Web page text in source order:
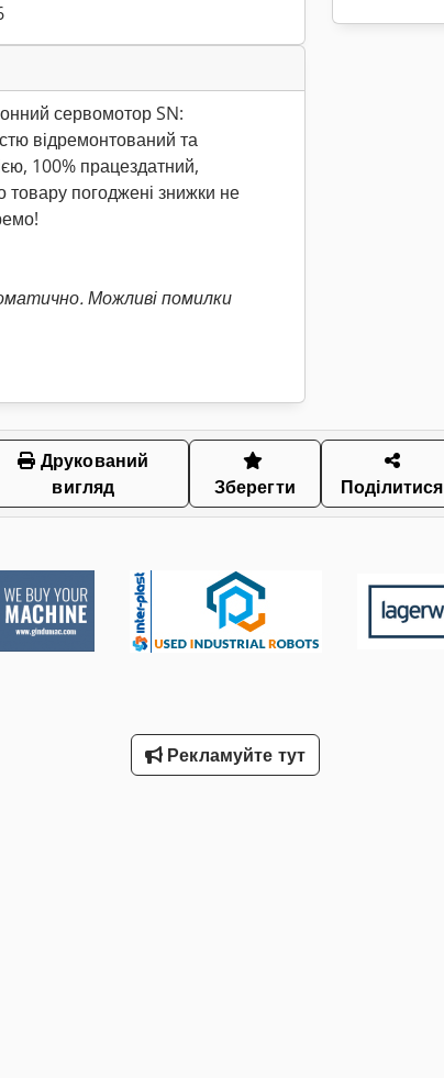
сервомотор SN:
відремонтований та
100% працездатний,
товару погоджені знижки не
Можливі помилки
Друкований
вигляд
Зберегти Поділитися
Рекламуйте тут